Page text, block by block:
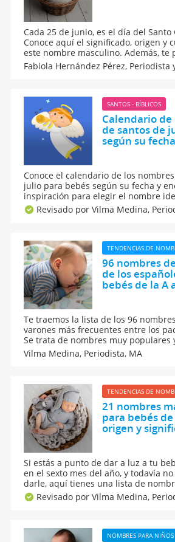
Cada 25 de junio, es el día del Santo
Conoce aquí el significado, origen y
este nombre masculino. Además, te
nombres que puedes combinar con
aquellos que empiezan con la letra G
encantarán.
Fabiola Hernández Pérez, Periodista
SANTOS - BÍBLICOS
Calendario
de santos de
según su fecha
Conoce el calendario de los
julio para bebés según su fecha y
inspiración para elegir el nombre
significado y la historia de cada
celebra en este mes en una guía
Revisado por Vilma Medina,
TENDENCIAS DE
96 nombres
de los
bebés de la A
Te traemos la lista de los 96
varones más frecuentes entre los
Se trata de nombres muy populares
España, todos seleccionados para
según el Instituto de Estadística en
Vilma Medina, Periodista, MA
TENDENCIAS DE
21 nombres
para bebés
origen y
Si estás a punto de dar a luz a tu
en el sexto mes del año, y todavía
darle, aquí tienes una lista de
que nacen en junio. Descubre en
nombres los mejores nombres para
Revisado por Vilma Medina,
NOMBRES PARA NIÑOS